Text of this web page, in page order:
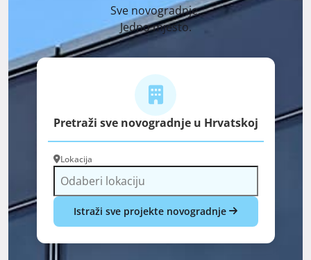
Sve novogradnje.
Jedno mjesto.
Pretraži sve novogradnje u Hrvatskoj
Lokacija
Istraži sve projekte novogradnje